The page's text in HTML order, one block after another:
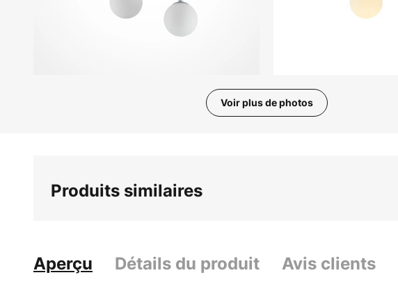
Voir plus de photos
Produits similaires
Aperçu Détails du produit Avis clients